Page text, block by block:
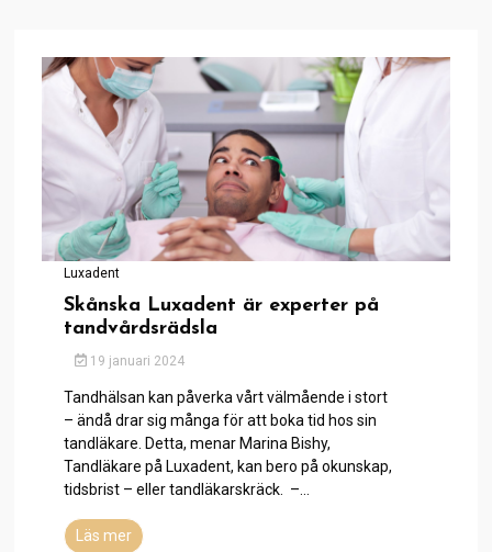
Luxadent
Skånska Luxadent är experter på
tandvårdsrädsla
19 januari 2024
Tandhälsan kan påverka vårt välmående i stort
– ändå drar sig många för att boka tid hos sin
tandläkare. Detta, menar Marina Bishy,
Tandläkare på Luxadent, kan bero på okunskap,
tidsbrist – eller tandläkarskräck. –...
Läs mer